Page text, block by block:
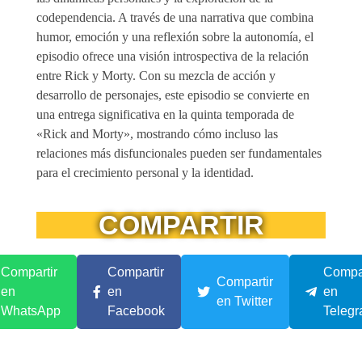
codependencia. A través de una narrativa que combina
humor, emoción y una reflexión sobre la autonomía, el
episodio ofrece una visión introspectiva de la relación
entre Rick y Morty. Con su mezcla de acción y
desarrollo de personajes, este episodio se convierte en
una entrega significativa en la quinta temporada de
«Rick and Morty», mostrando cómo incluso las
relaciones más disfuncionales pueden ser fundamentales
para el crecimiento personal y la identidad.
COMPARTIR
Compartir
en
WhatsApp
Compartir
en
Facebook
Compartir
en Twitter
en